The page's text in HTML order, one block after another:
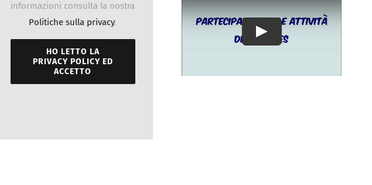
informazioni consulta la nostra
Politiche sulla privacy.
HO LETTO LA
PRIVACY POLICY ED
ACCETTO
Play